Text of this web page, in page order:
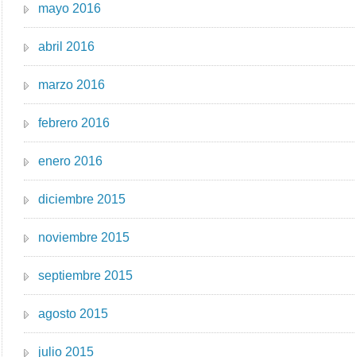
mayo 2016
abril 2016
marzo 2016
febrero 2016
enero 2016
diciembre 2015
noviembre 2015
septiembre 2015
agosto 2015
julio 2015